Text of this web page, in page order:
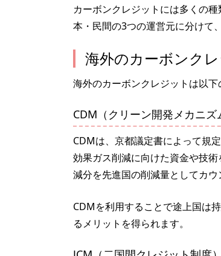
カーボンクレジットには多くの
本・民間の3つの運営元に分けて
海外のカーボンク
海外のカーボンクレジットは以下
CDM（クリーン開発メカニズ
CDMは、京都議定書によって規
効果ガス削減に向けた資金や技
減分を先進国の削減量としてカウ
CDMを利用することで途上国は
るメリットを得られます。